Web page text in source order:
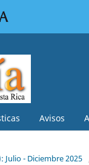
Avisos
Julio - Diciembre 2025